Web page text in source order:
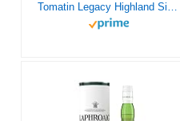
Tomatin Legacy Highland Single Malt Scotch Whisky 43% Vol., 700 ml ( Paquete de 1)